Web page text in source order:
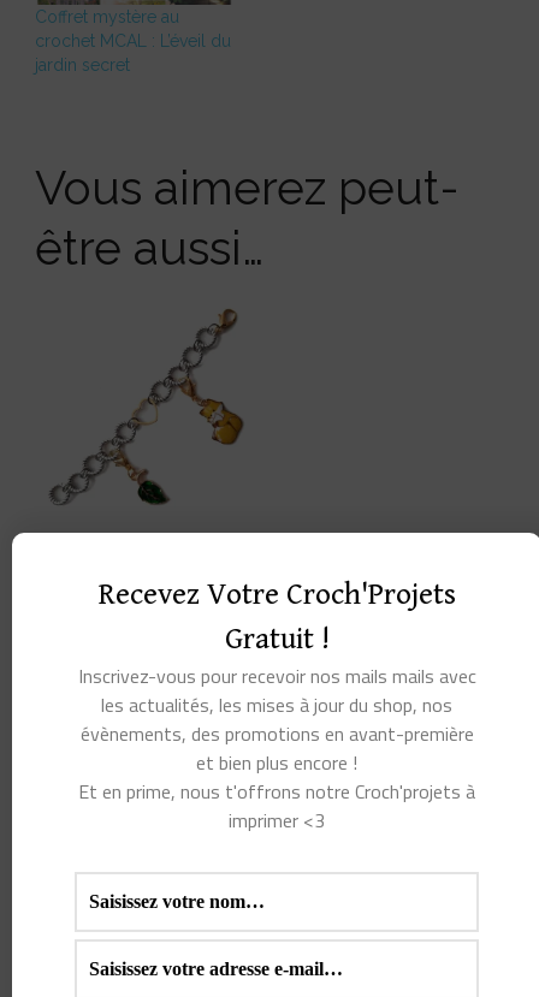
Coffret mystère au
crochet MCAL : L’éveil du
jardin secret
Vous aimerez peut-
être aussi…
L’ALLIÉ ESPIÈGLE DE
CHOIX DES
OPTIONS
Ce
produit
plusieurs
variations.
Les
Produits similaires
Recevez Votre Croch'Projets
Gratuit !
Inscrivez-vous pour recevoir nos mails mails avec
les actualités, les mises à jour du shop, nos
évènements, des promotions en avant-première
et bien plus encore !
Et en prime, nous t'offrons notre Croch'projets à
imprimer <3